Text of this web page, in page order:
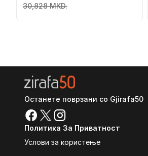
30,828 MKD.
Останете поврзани со Gjirafa50
Политика За Приватност
Услови за користење